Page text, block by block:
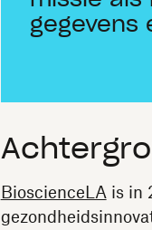
gegevens
BioscienceLA is in